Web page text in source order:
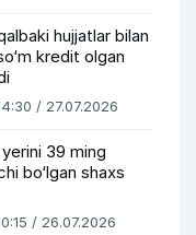
hujjatlar bilan
kredit olgan
/ 27.07.2026
39 ming
bo‘lgan shaxs
/ 26.07.2026